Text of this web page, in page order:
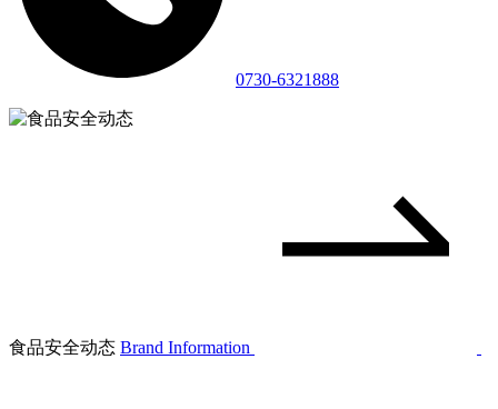
0730-6321888
食品安全动态 Brand Information